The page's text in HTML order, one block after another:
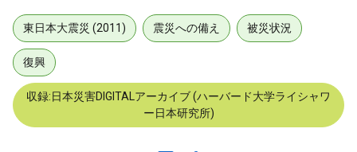
東日本大震災 (2011) 震災への備え 被災状況
復興
収録:日本災害DIGITALアーカイブ (ハーバード大学ライシャワ
ー日本研究所)